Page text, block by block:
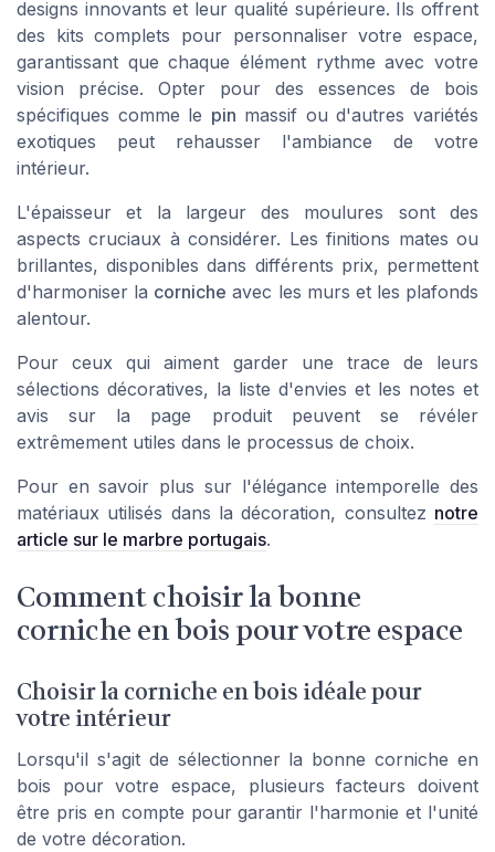
designs innovants et leur qualité supérieure. Ils offrent
des kits complets pour personnaliser votre espace,
garantissant que chaque élément rythme avec votre
vision précise. Opter pour des essences de bois
spécifiques comme le pin massif ou d'autres variétés
exotiques peut rehausser l'ambiance de votre
intérieur.
L'épaisseur et la largeur des moulures sont des
aspects cruciaux à considérer. Les finitions mates ou
brillantes, disponibles dans différents prix, permettent
d'harmoniser la corniche avec les murs et les plafonds
alentour.
Pour ceux qui aiment garder une trace de leurs
sélections décoratives, la liste d'envies et les notes et
avis sur la page produitpeuvent se révéler
extrêmement utiles dans le processus de choix.
Pour en savoir plus sur l'élégance intemporelle des
matériaux utilisés dans la décoration, consultez notre
article sur le marbre portugais.
Comment choisir la bonne
corniche en bois pour votre espace
Choisir la corniche en bois idéale pour
votre intérieur
Lorsqu'il s'agit de sélectionner la bonne corniche en
bois pour votre espace, plusieurs facteurs doivent
être pris en compte pour garantir l'harmonie et l'unité
de votre décoration.